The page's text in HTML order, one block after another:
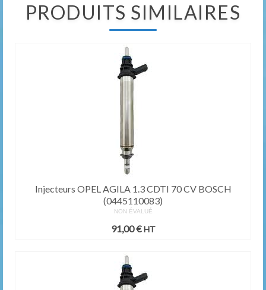
PRODUITS SIMILAIRES
Injecteurs OPEL AGILA 1.3 CDTI 70 CV BOSCH
(0445110083)
NON ÉVALUÉ
91,00€ HT